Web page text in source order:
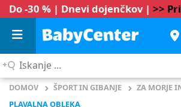
Do -30 % | Dnevi dojenčkov | >>
Iskanje
DOMOV ŠPORT IN GIBANJE
ZA MORJE
PLAVALNA OBLEKA